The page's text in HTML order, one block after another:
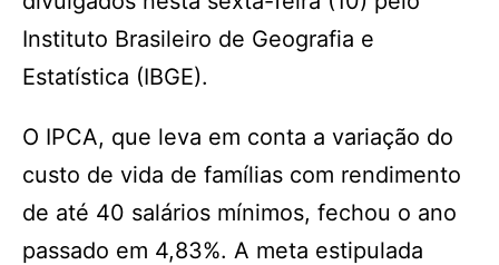
Instituto Brasileiro de Geografia e
Estatística (IBGE).
O IPCA, que leva em conta a variação do
custo de vida de famílias com rendimento
de até 40 salários mínimos, fechou o ano
passado em 4,83%. A meta estipulada